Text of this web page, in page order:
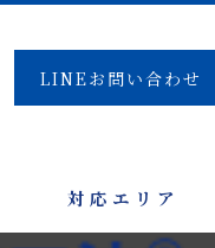
LINEお問い合わせ
対応エリア